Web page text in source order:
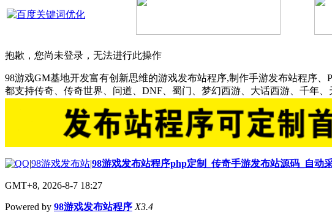
抱歉，您尚未登录，无法进行此操作
98游戏GM基地开发富有创新思维的游戏发布站程序,制作手游发布站程序
都支持传奇、传奇世界、问道、DNF、蜀门、梦幻西游、大话西游、千年
|98游戏发布站|98游戏发布站程序php定制_传奇手游发布站源码_自动
GMT+8, 2026-8-7 18:27
Powered by 98游戏发布站程序 X3.4